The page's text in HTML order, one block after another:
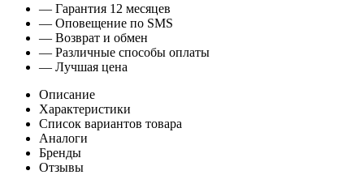
— Гарантия 12 месяцев
— Оповещение по SMS
— Возврат и обмен
— Различные способы оплаты
— Лучшая цена
Описание
Характеристики
Список вариантов товара
Аналоги
Бренды
Отзывы